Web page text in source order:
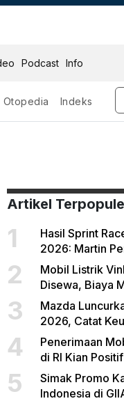
Podcast Info
Otopedia Indeks
Artikel
1
Hasil Sprint
2026: Martin
2
Mobil Listrik
Disewa, Biaya
3
Mazda
2026, Catat
4
Penerimaan
di RI Kian
5
Simak Promo
Indonesia di